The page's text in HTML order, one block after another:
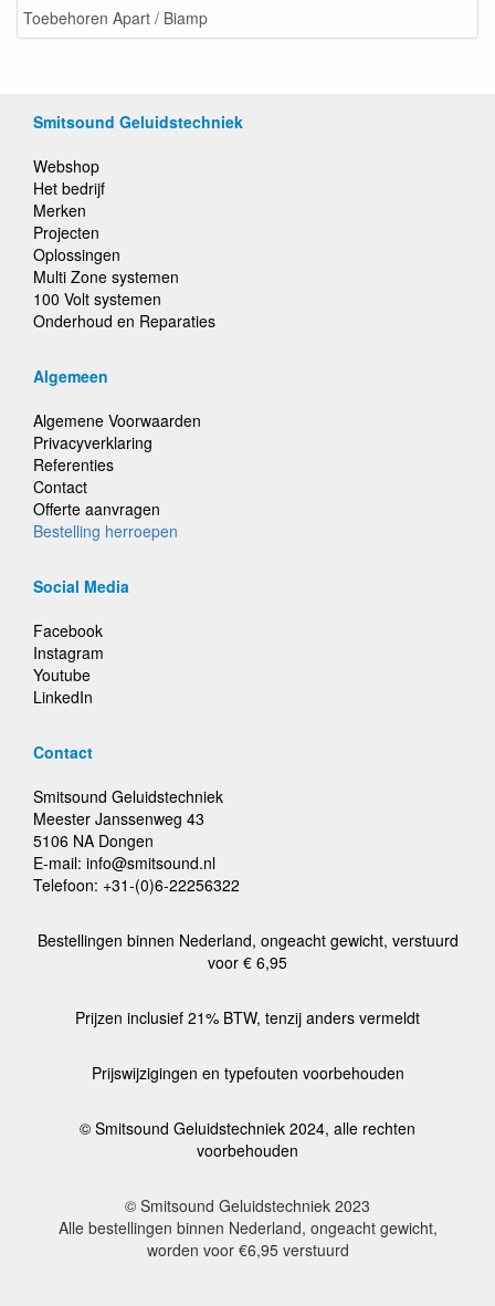
Toebehoren Apart / Biamp
Smitsound Geluidstechniek
Webshop
Het bedrijf
Merken
Projecten
Oplossingen
Multi Zone systemen
100 Volt systemen
Onderhoud en Reparaties
Algemeen
Algemene Voorwaarden
Privacyverklaring
Referenties
Contact
Offerte aanvragen
Bestelling herroepen
Social Media
Facebook
Instagram
Youtube
LinkedIn
Contact
Smitsound Geluidstechniek
Meester Janssenweg 43
5106 NA Dongen
E-mail: info@smitsound.nl
Telefoon: +31-(0)6-22256322
Bestellingen binnen Nederland, ongeacht gewicht, verstuurd
voor € 6,95
Prijzen inclusief 21% BTW, tenzij anders vermeldt
Prijswijzigingen en typefouten voorbehouden
© Smitsound Geluidstechniek 2024, alle rechten
voorbehouden
© Smitsound Geluidstechniek 2023
Alle bestellingen binnen Nederland, ongeacht gewicht,
worden voor €6,95 verstuurd